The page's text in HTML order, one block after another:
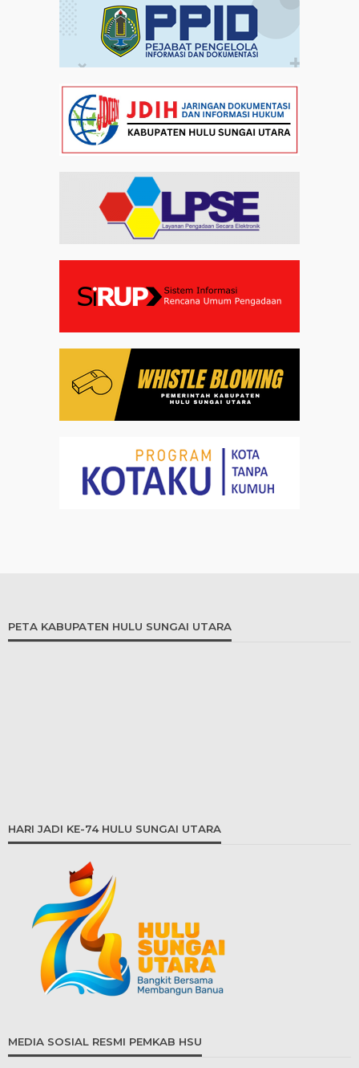
PETA KABUPATEN HULU SUNGAI UTARA
HARI JADI KE-74 HULU SUNGAI UTARA
MEDIA SOSIAL RESMI PEMKAB HSU